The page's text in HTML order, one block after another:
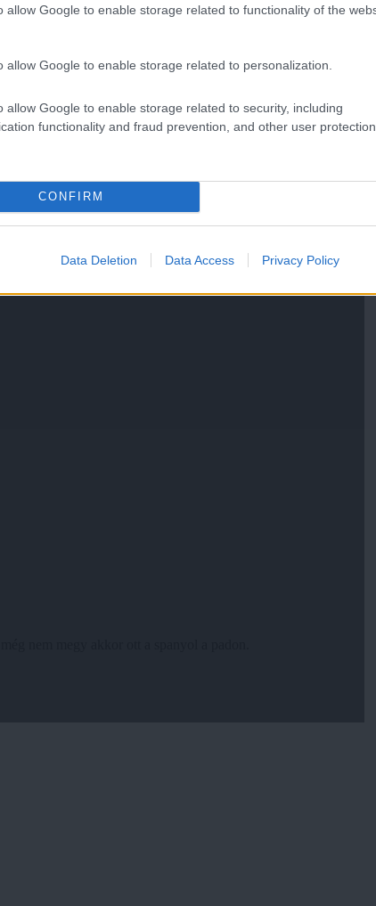
allow Google to enable storage related to functionality of the
allow Google to enable storage related to personalization.
allow Google to enable storage related to security, including
functionality and fraud prevention, and other user protection.
CONFIRM
Data Deletion Data Access Privacy Policy